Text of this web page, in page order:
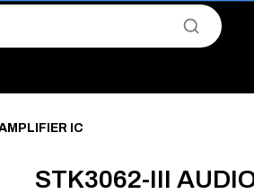
Aynı Gün Kargo Avantajı!
ile Stoktan Hemen Teslim."
Satış Avantajını Kaçırmayın!"
ve Proje Fiyatları."
IC
STK3062-III